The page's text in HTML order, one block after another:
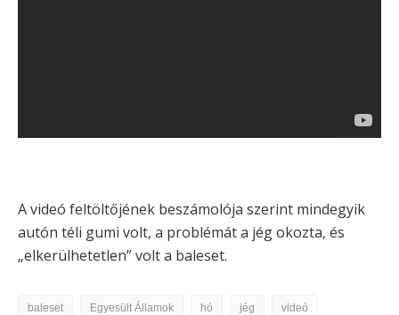
A videó feltöltőjének beszámolója szerint mindegyik
autón téli gumi volt, a problémát a jég okozta, és
„elkerülhetetlen” volt a baleset.
baleset Egyesült Államok hó jég videó